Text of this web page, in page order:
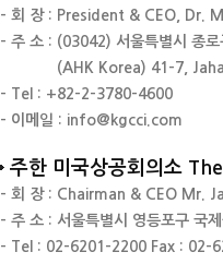
- 회 장 : President & CEO, Dr.
- 주 소 : (03042) 서울특별시 종
(AHK Korea) 41-7,
- Tel : +82-2-3780-4600
- 이메일 : info@kgcci.com
주한 미국상공회의소
- 회 장 : Chairman & CEO Mr.
- 주 소 : 서울특별시 영등포구 국
- Tel : 02-6201-2200 Fax : 02-